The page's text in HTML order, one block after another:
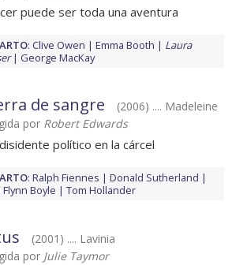
puede ser toda una aventura
: Clive Owen Emma Booth
Laura
George MacKay
de sangre
(2006) .... Madeleine
por Robert Edwards
político en la cárcel
: Ralph Fiennes
Donald Sutherland
Flynn Boyle
Tom Hollander
(2001) .... Lavinia
por Julie Taymor